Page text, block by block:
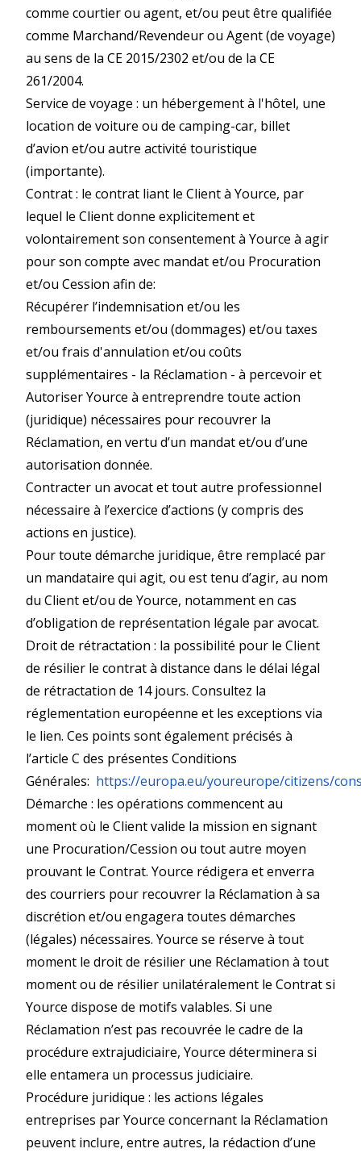
comme courtier ou agent, et/ou peut être qualifiée
comme Marchand/Revendeur ou Agent (de voyage)
au sens de la CE 2015/2302 et/ou de la CE
261/2004.
Service de voyage : un hébergement à l'hôtel, une
location de voiture ou de camping-car, billet
d’avion et/ou autre activité touristique
(importante).
Contrat : le contrat liant le Client à Yource, par
lequel le Client donne explicitement et
volontairement son consentement à Yource à agir
pour son compte avec mandat et/ou Procuration
et/ou Cession afin de:
Récupérer l’indemnisation et/ou les
remboursements et/ou (dommages) et/ou taxes
et/ou frais d'annulation et/ou coûts
supplémentaires - la Réclamation - à percevoir et
Autoriser Yource à entreprendre toute action
(juridique) nécessaires pour recouvrer la
Réclamation, en vertu d’un mandat et/ou d’une
autorisation donnée.
Contracter un avocat et tout autre professionnel
nécessaire à l’exercice d’actions (y compris des
actions en justice).
Pour toute démarche juridique, être remplacé par
un mandataire qui agit, ou est tenu d’agir, au nom
du Client et/ou de Yource, notamment en cas
d’obligation de représentation légale par avocat.
Droit de rétractation : la possibilité pour le Client
de résilier le contrat à distance dans le délai légal
de rétractation de 14 jours. Consultez la
réglementation européenne et les exceptions via
le lien. Ces points sont également précisés à
l’article C des présentes Conditions
Générales: https://europa.eu/youreurope/citizens/
Démarche : les opérations commencent au
moment où le Client valide la mission en signant
une Procuration/Cession ou tout autre moyen
prouvant le Contrat. Yource rédigera et enverra
des courriers pour recouvrer la Réclamation à sa
discrétion et/ou engagera toutes démarches
(légales) nécessaires. Yource se réserve à tout
moment le droit de résilier une Réclamation à tout
moment ou de résilier unilatéralement le Contrat si
Yource dispose de motifs valables. Si une
Réclamation n’est pas recouvrée le cadre de la
procédure extrajudiciaire, Yource déterminera si
elle entamera un processus judiciaire.
Procédure juridique : les actions légales
entreprises par Yource concernant la Réclamation
peuvent inclure, entre autres, la rédaction d’une